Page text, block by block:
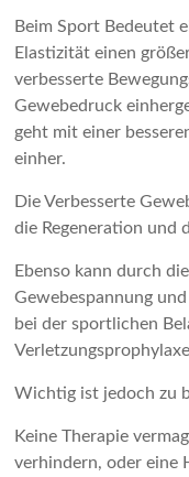
Beim Sport Bedeutet
Elastizität einen
verbesserte
Gewebedruck
geht mit einer
einher.
Die Verbesserte
die Regeneration und
Ebenso kann durch
Gewebespannung
bei der sportlichen
Wichtig ist jedoch zu
Keine Therapie
verhindern, oder eine